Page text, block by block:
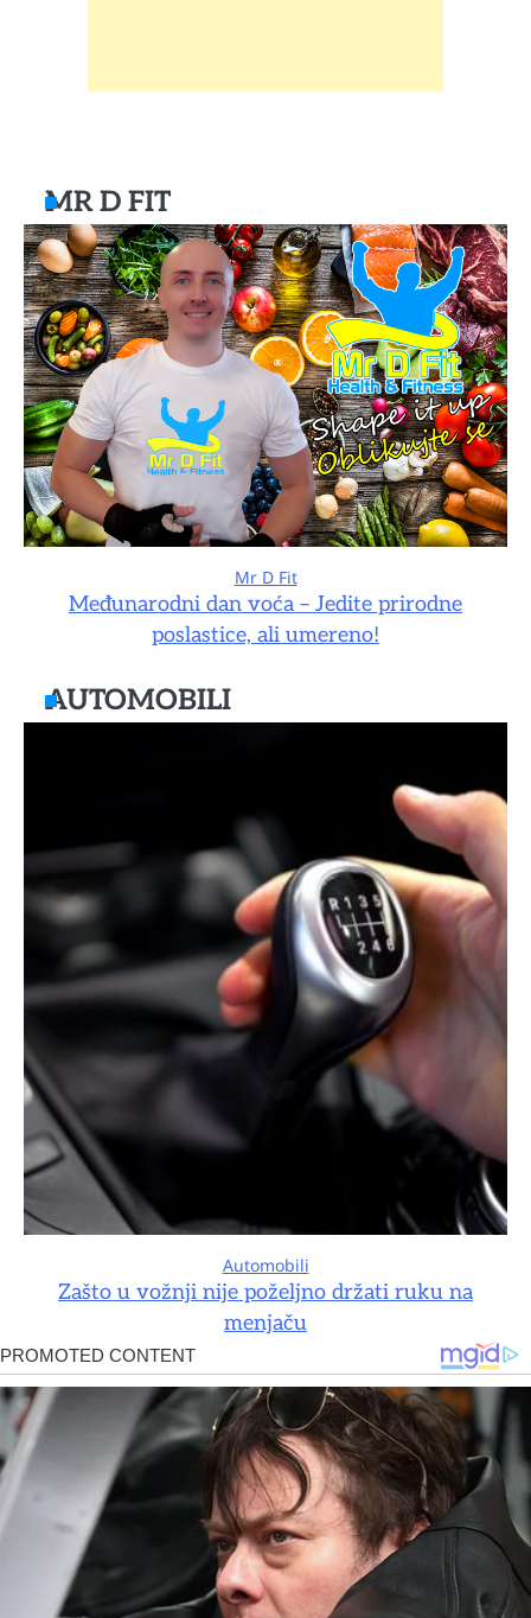
MR D FIT
Mr D Fit
Međunarodni dan voća – Jedite prirodne
poslastice, ali umereno!
AUTOMOBILI
Automobili
Zašto u vožnji nije poželjno držati ruku na
menjaču